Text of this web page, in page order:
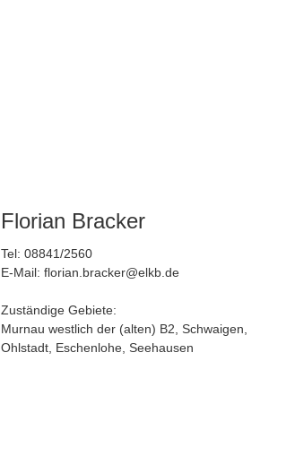
Florian Bracker
Tel: 08841/2560
E-Mail: florian.bracker@elkb.de
Zuständige Gebiete:
Murnau westlich der (alten) B2, Schwaigen,
Ohlstadt, Eschenlohe, Seehausen